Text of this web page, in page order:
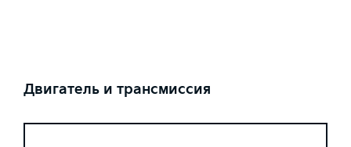
Двигатель и трансмиссия